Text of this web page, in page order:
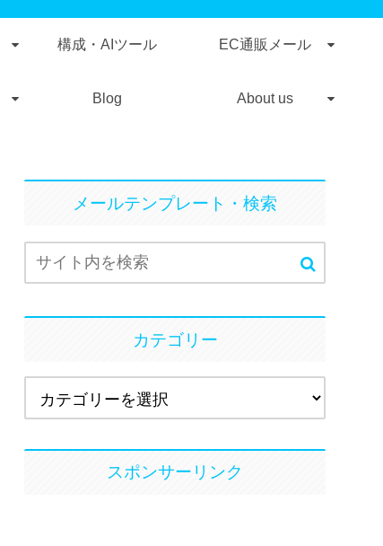
構成・AIツール EC通販メール
Blog About us
メールテンプレート・検索
カテゴリー
スポンサーリンク